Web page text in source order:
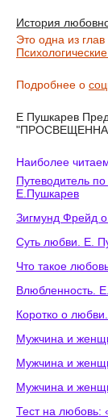
История
Это одна из глав
Подробнее о
Е Пушкарев
Наиболее
Путеводитель
Е.Пушкарев
Зигмунд Фрейд
Суть любви. Е.
Что такое
Влюбленность.
Коротко о
Мужчина и
Мужчина и
Мужчина и
Тест на любовь: